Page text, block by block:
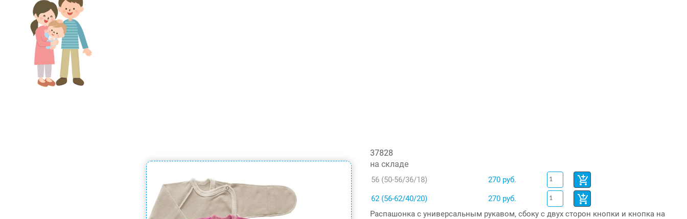
37828
на складе
56 (50-56/36/18) 270 руб.
62 (56-62/40/20)
270 руб.
Распашонка с универсальным рукавом, сбоку с двух сторон кнопки и кнопка на